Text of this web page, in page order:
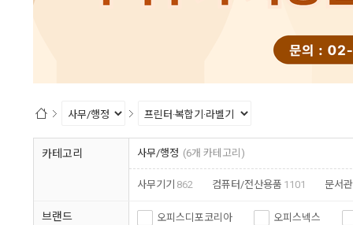
카테고리 사무/행정 (6개 카테고리)
사무기기 862 컴퓨터/전산용품 1101 문서
브랜드 오피스디포코리아 오피스넥스